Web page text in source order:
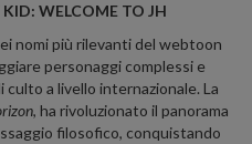
WELCOME TO JH
nomi più rilevanti del webtoon
personaggi complessi e
a livello internazionale. La
, ha rivoluzionato il panorama
filosofico, conquistando